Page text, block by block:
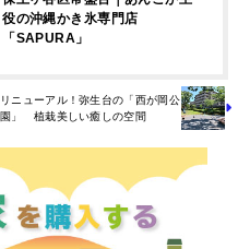
役の沖縄かき氷専門店
「SAPURA」
リニューアル！弥生台の「西が岡公
園」 植栽美しい癒しの空間